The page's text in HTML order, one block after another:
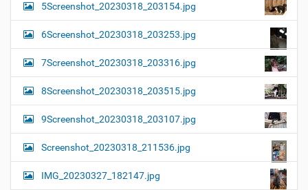
5Screenshot_20230318_203154.jpg
6Screenshot_20230318_203253.jpg
7Screenshot_20230318_203316.jpg
8Screenshot_20230318_203515.jpg
9Screenshot_20230318_203107.jpg
Screenshot_20230318_211536.jpg
IMG_20230327_182147.jpg